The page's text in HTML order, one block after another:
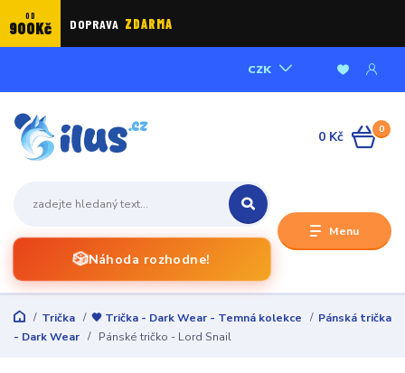
OD
900Kč DOPRAVA ZDARMA
Menu
CZK
🎲Náhoda rozhodne!
0
0 Kč
Trička 🖤 Trička - Dark Wear - Temná kolekce
Pánská trička
- Dark Wear
Pánské tričko - Lord Snail